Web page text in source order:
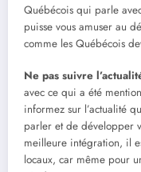
Québécois qui parle
puisse vous amuser au
comme les Québécois
Ne pas suivre
avec ce qui a été
informez sur l’actualité
parler et de développer
meilleure intégration, il
locaux, car même pour